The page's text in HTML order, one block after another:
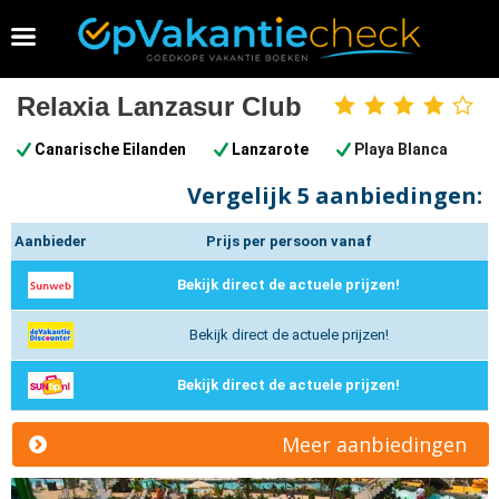
Vakantie 2026 boeken
Relaxia Lanzasur Club
4
Canarische Eilanden Lanzarote Playa Blanca
Vergelijk5 aanbiedingen:
Aanbieder Prijs per persoon vanaf
Bekijk direct de actuele prijzen!
Bekijk direct de actuele prijzen!
Bekijk direct de actuele prijzen!
Meer aanbiedingen